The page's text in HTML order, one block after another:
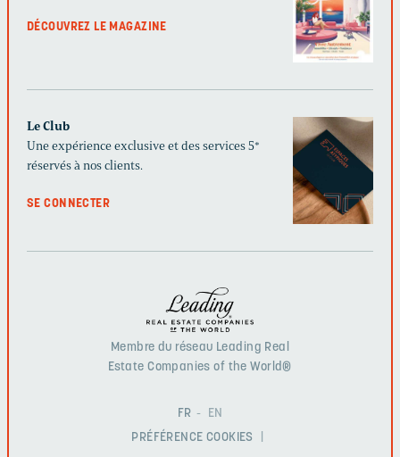
DÉCOUVREZ LE MAGAZINE
Le Club
Une expérience exclusive et des services 5*
réservés à nos clients.
SE CONNECTER
Membre du réseau Leading Real
Estate Companies of the World®
FR
EN
PRÉFÉRENCE COOKIES